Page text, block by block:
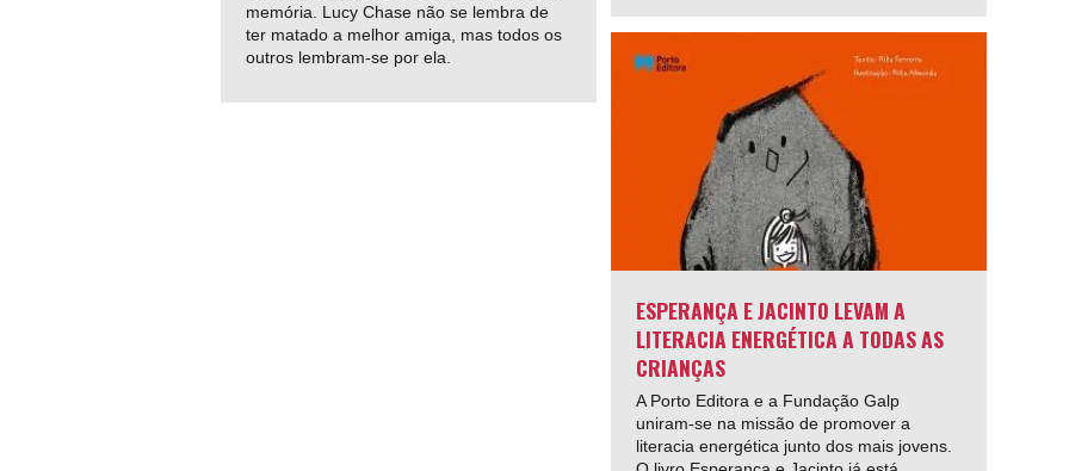
memória. Lucy Chase não se lembra de
ter matado a melhor amiga, mas todos os
outros lembram-se por ela.
ESPERANÇA E JACINTO LEVAM A
LITERACIA ENERGÉTICA A TODAS AS
CRIANÇAS
A Porto Editora e a Fundação Galp
uniram-se na missão de promover a
literacia energética junto dos mais jovens.